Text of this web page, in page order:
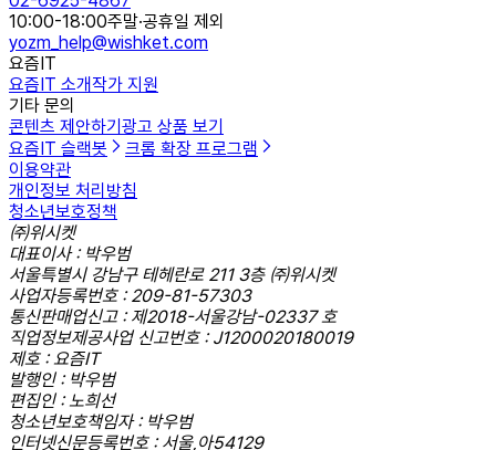
10:00-18:00주말·공휴일 제외
yozm_help@wishket.com
요즘IT
요즘IT 소개작가 지원
기타 문의
콘텐츠 제안하기광고 상품 보기
요즘IT 슬랙봇
크롬 확장 프로그램
이용약관
개인정보 처리방침
청소년보호정책
㈜위시켓
대표이사 : 박우범
서울특별시 강남구 테헤란로 211 3층 ㈜위시켓
사업자등록번호 : 209-81-57303
통신판매업신고 : 제2018-서울강남-02337 호
직업정보제공사업 신고번호 : J1200020180019
제호 : 요즘IT
발행인 : 박우범
편집인 : 노희선
청소년보호책임자 : 박우범
인터넷신문등록번호 : 서울,아54129